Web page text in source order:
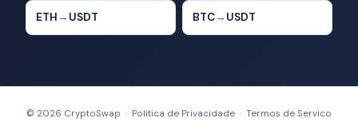
ETH → USDT BTC→ USDT
© 2026 CryptoSwap · Politica de Privacidade · Termos de Servico